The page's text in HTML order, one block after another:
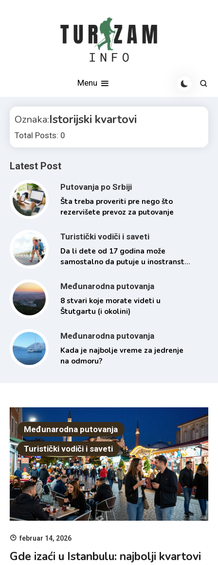
Menu
Oznaka:Istorijski kvartovi
Total Posts: 0
Latest Post
Putovanja po Srbiji
Šta treba proveriti pre nego što
rezervišete prevoz za putovanje
Turistički vodiči i saveti
Da li dete od 17 godina može
samostalno da putuje u inostranstvo
Međunarodna putovanja
8 stvari koje morate videti u
Štutgartu (i okolini)
Međunarodna putovanja
Kada je najbolje vreme za jedrenje
na odmoru?
Međunarodna putovanja
Turistički vodiči i saveti
februar 14, 2026
Gde izaći u Istanbulu: najbolji kvartovi